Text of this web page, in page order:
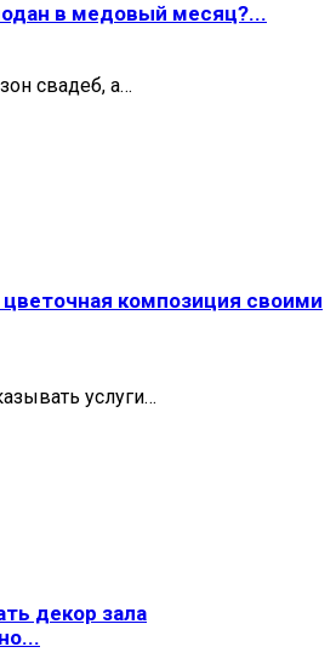
в медовый месяц?...
свадеб, а…
композиция своими
услуги…
декор зала